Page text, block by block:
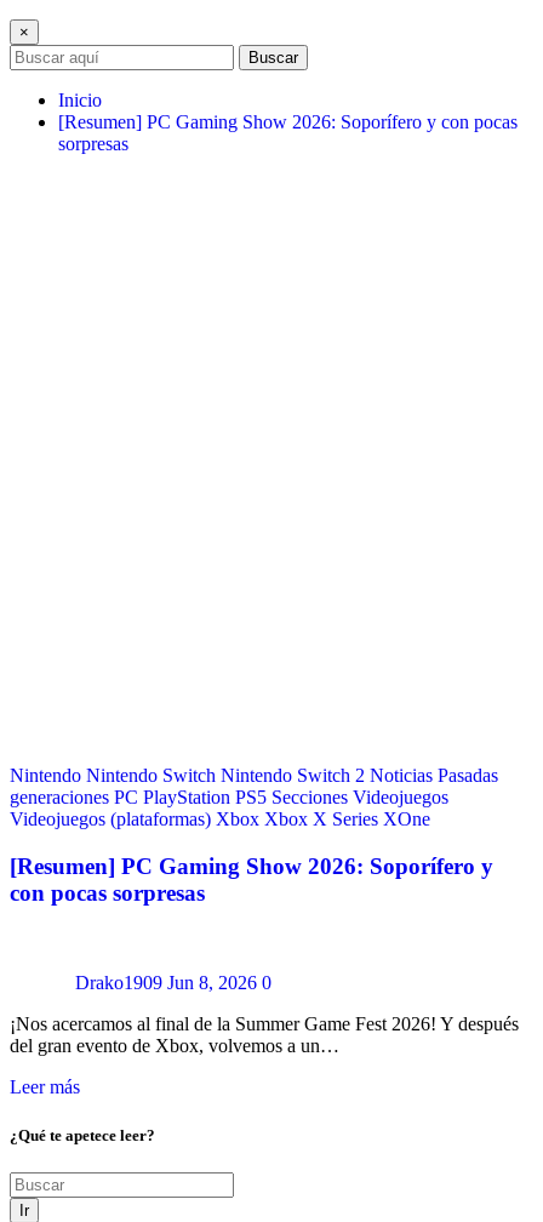
×
Buscar
Inicio
[Resumen] PC Gaming Show 2026: Soporífero y con pocas
sorpresas
Nintendo Nintendo Switch Nintendo Switch 2 Noticias Pasadas
generaciones PC PlayStation PS5 Secciones Videojuegos
Videojuegos (plataformas) Xbox Xbox X Series XOne
[Resumen] PC Gaming Show 2026: Soporífero y
con pocas sorpresas
Drako1909 Jun 8, 2026 0
¡Nos acercamos al final de la Summer Game Fest 2026! Y después
del gran evento de Xbox, volvemos a un…
Leer más
¿Qué te apetece leer?
Ir